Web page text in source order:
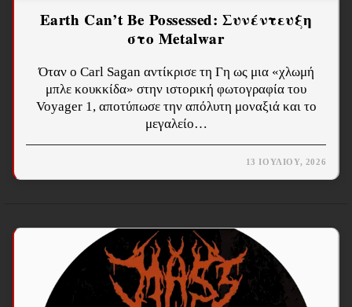
Earth Can’t Be Possessed: Συνέντευξη
στο Metalwar
Όταν ο Carl Sagan αντίκρισε τη Γη ως μια «χλωμή
μπλε κουκκίδα» στην ιστορική φωτογραφία του
Voyager 1, αποτύπωσε την απόλυτη μοναξιά και το
μεγαλείο…
13 ΙΟΥΛΊΟΥ, 2026